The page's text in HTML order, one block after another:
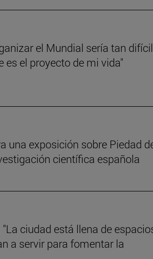
el Mundial sería tan
es el proyecto de mi vida"
una exposición sobre Piedad
científica española
ciudad está llena de
a servir para fomentar la